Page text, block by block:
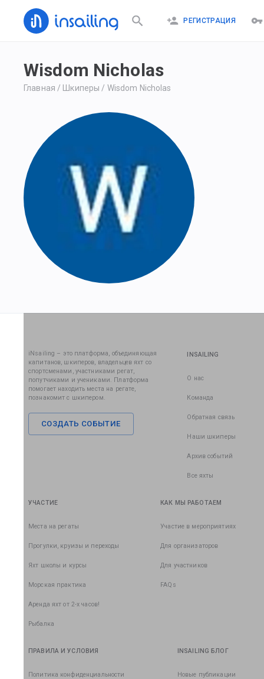
РЕГИСТРАЦИЯ
Wisdom Nicholas
Главная / Шкиперы / Wisdom Nicholas
iNsailing – это платформа, объединяющая
капитанов, шкиперов, владельцев яхт со
спортсменами, участниками регат,
попутчиками и учениками. Платформа
помогает находить места на регате,
познакомит с шкипером.
СОЗДАТЬ СОБЫТИЕ
INSAILING
О нас
Команда
Обратная связь
Наши шкиперы
Архив событий
Все яхты
УЧАСТИЕ
Места на регаты
Прогулки, круизы и переходы
Яхт школы и курсы
Морская практика
Аренда яхт от 2-х часов!
Рыбалка
КАК МЫ РАБОТАЕМ
Участие в мероприятиях
Для организаторов
Для участников
FAQs
ПРАВИЛА И УСЛОВИЯ
Политика конфиденциальности
INSAILING БЛОГ
Новые публикации